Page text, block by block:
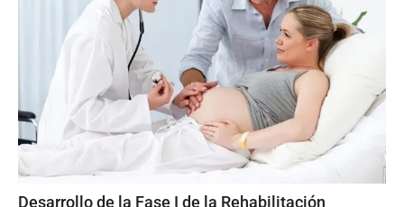
Desarrollo de la Fase I de la Rehabilitación